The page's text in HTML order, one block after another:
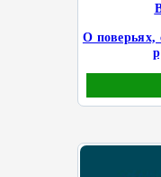
О поверьях,